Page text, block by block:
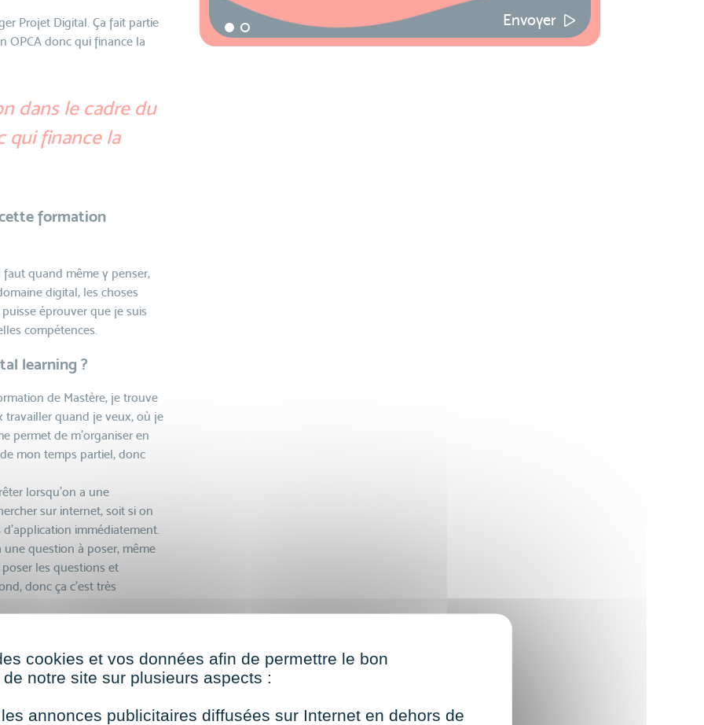
Projet Digital. Ça fait partie
OPCA donc qui finance la
dans le cadre du
qui finance la
formation
faut quand même y penser,
digital, les choses
éprouver que je suis
compétences.
learning ?
de Mastère, je trouve
travailler quand je veux, où je
permet de m’organiser en
mon temps partiel, donc
lorsqu’on a une
sur internet, soit si on
immédiatement.
question à poser, même
les questions et
donc ça c’est très
donc j’en fais trois,
3 modules en
Envoyer
cookies et vos données afin de permettre le bon
notre site sur plusieurs aspects :
annonces publicitaires diffusées sur Internet en dehors de